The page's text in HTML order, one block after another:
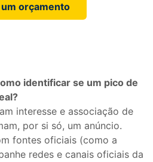
orçamento
identificar se um pico de
interesse e associação de
por si só, um anúncio.
fontes oficiais (como a
redes e canais oficiais da